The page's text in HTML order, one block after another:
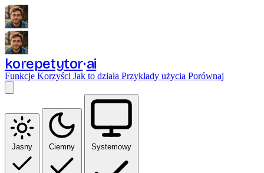
korepetytor ai
Funkcje Korzyści Jak to działa Przykłady użycia Porównaj
Jasny Ciemny Systemowy